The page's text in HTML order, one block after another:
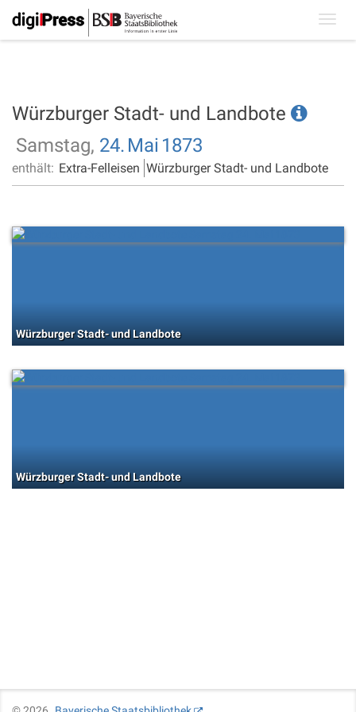
Würzburger Stadt- und Landbote
Samstag, 24. Mai 1873
enthält: Extra-Felleisen Würzburger Stadt- und Landbote
Würzburger Stadt- und Landbote
Würzburger Stadt- und Landbote